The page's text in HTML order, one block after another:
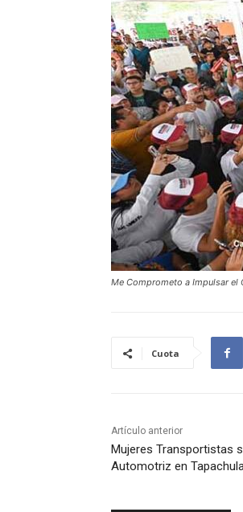
Me Comprometo a Impulsar el
Cuota
Artículo anterior
Mujeres Transportistas
Automotriz en